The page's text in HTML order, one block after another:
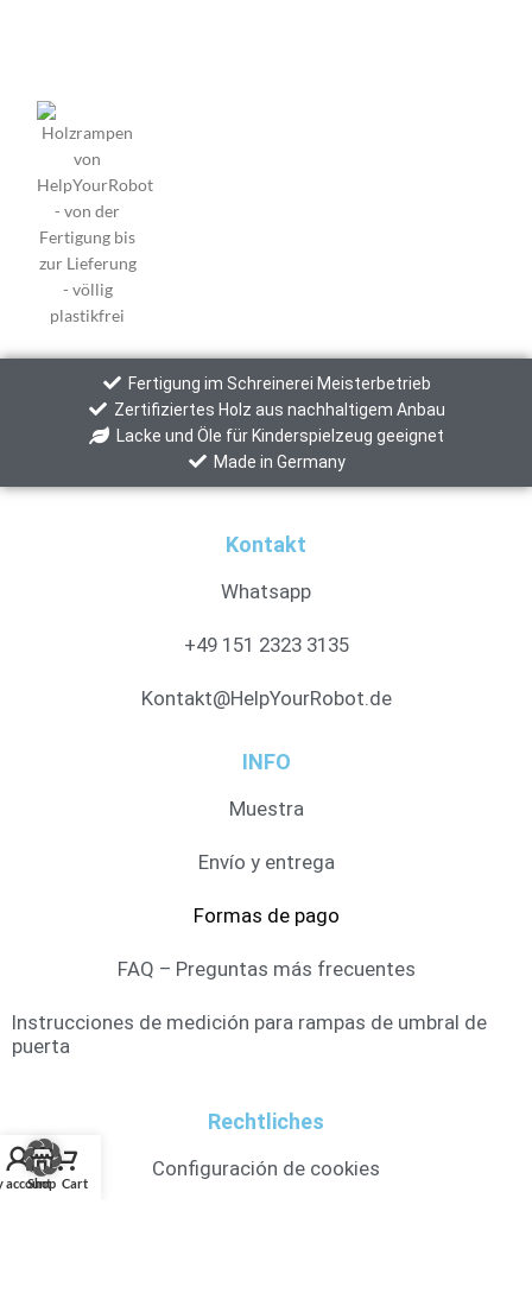
Fertigung im Schreinerei Meisterbetrieb
Zertifiziertes Holz aus nachhaltigem Anbau
Lacke und Öle für Kinderspielzeug geeignet
Made in Germany
Kontakt
Whatsapp
+49 151 2323 3135
Kontakt@HelpYourRobot.de
INFO
Muestra
Envío y entrega
Formas de pago
FAQ – Preguntas más frecuentes
Instrucciones de medición para rampas de umbral de
puerta
Rechtliches
Configuración de cookies
account
Shop Cart